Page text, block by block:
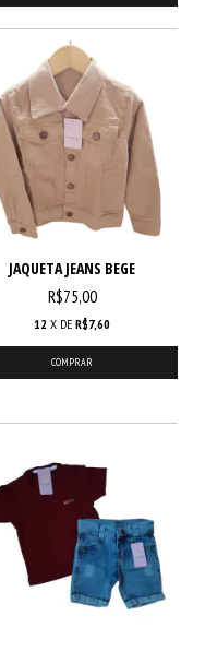
JAQUETA JEANS BEGE
R$75,00
12 X DE R$7,60
COMPRAR